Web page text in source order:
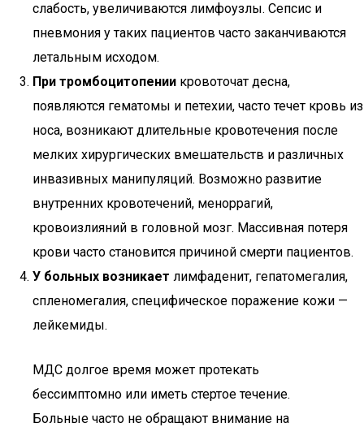
слабость, увеличиваются лимфоузлы. Сепсис и
пневмония у таких пациентов часто заканчиваются
летальным исходом.
При тромбоцитопении кровоточат десна,
появляются гематомы и петехии, часто течет кровь из
носа, возникают длительные кровотечения после
мелких хирургических вмешательств и различных
инвазивных манипуляций. Возможно развитие
внутренних кровотечений, меноррагий,
кровоизлияний в головной мозг. Массивная потеря
крови часто становится причиной смерти пациентов.
У больных возникает лимфаденит, гепатомегалия,
спленомегалия, специфическое поражение кожи —
лейкемиды.
МДС долгое время может протекать
бессимптомно или иметь стертое течение.
Больные часто не обращают внимание на